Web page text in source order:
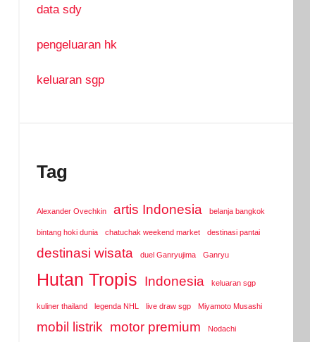
data sdy
pengeluaran hk
keluaran sgp
Tag
Alexander Ovechkin artis Indonesia belanja bangkok
bintang hoki dunia chatuchak weekend market destinasi pantai
destinasi wisata duel Ganryujima Ganryu
Hutan Tropis Indonesia keluaran sgp
kuliner thailand legenda NHL live draw sgp Miyamoto Musashi
mobil listrik motor premium Nodachi